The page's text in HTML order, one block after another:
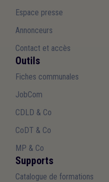
Espace presse
Annonceurs
Contact et accès
Outils
Fiches communales
JobCom
CDLD & Co
CoDT & Co
MP & Co
Supports
Catalogue de formations